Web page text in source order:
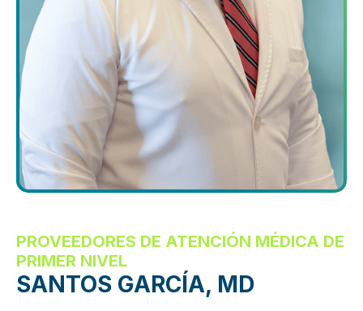
PROVEEDORES DE ATENCIÓN MÉDICA DE
PRIMER NIVEL
SANTOS GARCÍA, MD